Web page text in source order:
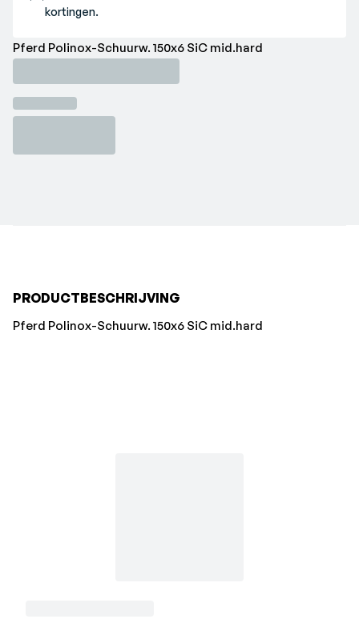
kortingen.
Pferd Polinox-Schuurw. 150x6 SiC mid.hard
PRODUCTBESCHRIJVING
Pferd Polinox-Schuurw. 150x6 SiC mid.hard